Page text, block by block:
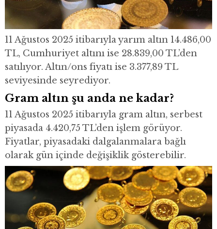
11 Ağustos 2025 itibarıyla yarım altın 14.486,00
TL, Cumhuriyet altını ise 28.839,00 TL’den
satılıyor. Altın/ons fiyatı ise 3.377,89 TL
seviyesinde seyrediyor.
Gram altın şu anda ne kadar?
11 Ağustos 2025 itibarıyla gram altın, serbest
piyasada 4.420,75 TL’den işlem görüyor.
Fiyatlar, piyasadaki dalgalanmalara bağlı
olarak gün içinde değişiklik gösterebilir.